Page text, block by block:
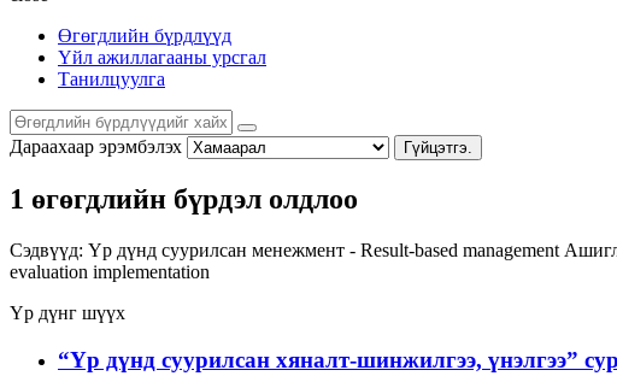
Өгөгдлийн бүрдлүүд
Үйл ажиллагааны урсгал
Танилцуулга
Дараахаар эрэмбэлэх Гүйцэтгэ.
1 өгөгдлийн бүрдэл олдлоо
Сэдвүүд: Үр дүнд суурилсан менежмент - Result-based management
evaluation implementation
Үр дүнг шүүх
“Үр дүнд суурилсан хяналт-шинжилгээ, үнэлгээ”